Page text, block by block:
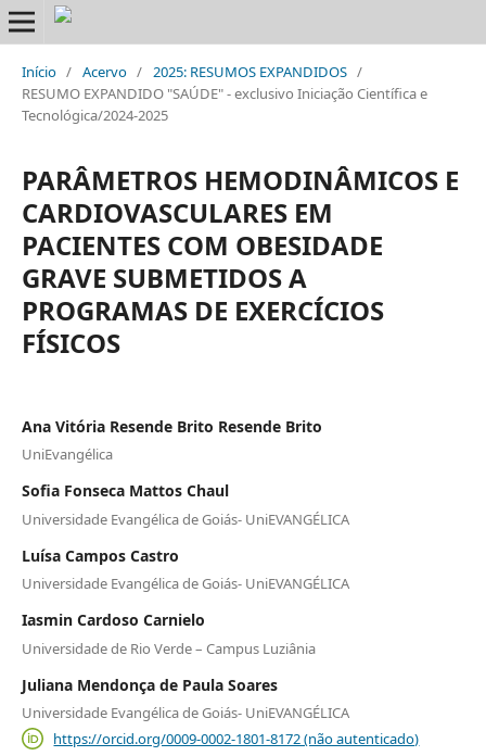
Início / Acervo / 2025: RESUMOS EXPANDIDOS /
RESUMO EXPANDIDO "SAÚDE" - exclusivo Iniciação Científica e
Tecnológica/2024-2025
PARÂMETROS HEMODINÂMICOS E
CARDIOVASCULARES EM
PACIENTES COM OBESIDADE
GRAVE SUBMETIDOS A
PROGRAMAS DE EXERCÍCIOS
FÍSICOS
Ana Vitória Resende Brito Resende Brito
UniEvangélica
Sofia Fonseca Mattos Chaul
Universidade Evangélica de Goiás- UniEVANGÉLICA
Luísa Campos Castro
Universidade Evangélica de Goiás- UniEVANGÉLICA
Iasmin Cardoso Carnielo
Universidade de Rio Verde – Campus Luziânia
Juliana Mendonça de Paula Soares
Universidade Evangélica de Goiás- UniEVANGÉLICA
https://orcid.org/0009-0002-1801-8172 (não autenticado)